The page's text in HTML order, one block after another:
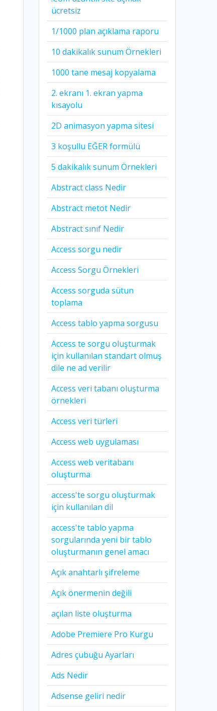
ücretsiz
1/1000 plan açıklama raporu
10 dakikalık sunum Örnekleri
1000 tane mesaj kopyalama
2. ekranı 1. ekran yapma
kısayolu
2D animasyon yapma sitesi
3 koşullu EĞER formülü
5 dakikalık sunum Örnekleri
Abstract class Nedir
Abstract metot Nedir
Abstract sınıf Nedir
Access sorgu nedir
Access Sorgu Örnekleri
Access sorguda sütun
toplama
Access tablo yapma sorgusu
Access te sorgu oluşturmak
için kullanılan standart olmuş
dile ne ad verilir
Access veri tabanı oluşturma
örnekleri
Access veri türleri
Access web uygulaması
Access web veritabanı
oluşturma
access'te sorgu oluşturmak
için kullanılan dil
access'te tablo yapma
sorgularında yeni bir tablo
oluşturmanın genel amacı
Açık anahtarlı şifreleme
Açık önermenin değili
açılan liste oluşturma
Adobe Premiere Pro Kurgu
Adres çubuğu Ayarları
Ads Nedir
Adsense geliri nedir